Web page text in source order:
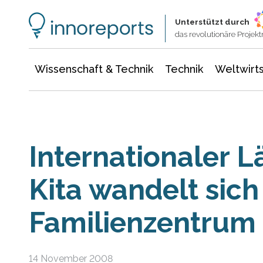
Unterstützt durch
das revolutionäre
Wissenschaft & Technik Technik
Internationaler
Kita wandelt
Familienzentrum
14 November 2008